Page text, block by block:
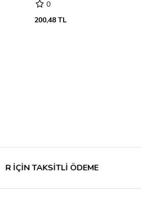
0
200,48 TL
ÖDEME